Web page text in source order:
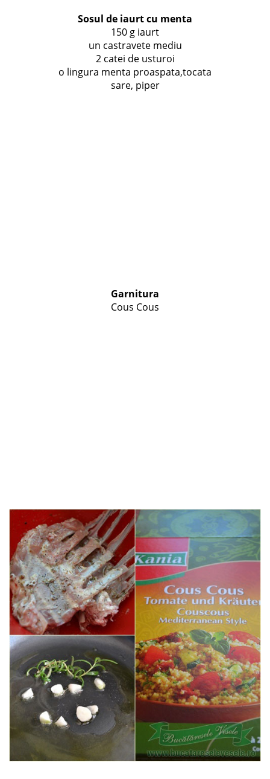
Sosul de iaurt cu menta
150 g iaurt
un castravete mediu
2 catei de usturoi
o lingura menta proaspata,tocata
sare, piper
Garnitura
Cous Cous